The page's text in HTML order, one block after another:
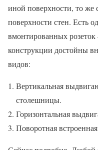
иной поверхности, то же
поверхности стен. Есть
вмонтированных
конструкции достойны
видов:
Вертикальная
столешницы.
Горизонтальная
Поворотная